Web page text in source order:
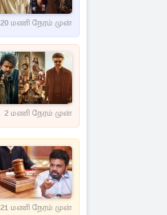
20 மணி நேரம் முன்
2 மணி நேரம் முன்
21 மணி நேரம் முன்